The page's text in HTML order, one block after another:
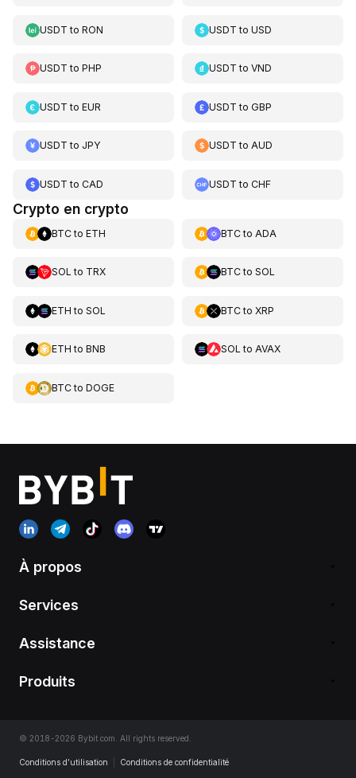
USDT to RON USDT toUSD
USDT to PHP USDT toVND
USDT to EUR USDT toGBP
USDT to JPY USDT toAUD
USDT to CAD USDT toCHF
Crypto en crypto
BTCto ETH BTCto ADA
SOL to TRX BTCto SOL
ETH to SOL BTCto XRP
ETH to BNB SOL to AVAX
BTCto DOGE
À propos
Services
Assistance
Produits
© 2018-2026 Bybit.com. All rights reserved.
Conditions d’utilisation Conditions de confidentialité